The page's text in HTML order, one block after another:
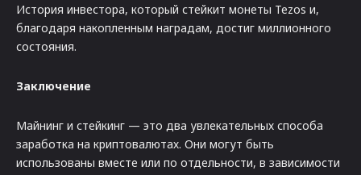
История инвестора, который стейкит монеты Tezos и,
благодаря накопленным наградам, достиг миллионного
состояния.
Заключение
Майнинг и стейкинг — это два увлекательных способа
заработка на криптовалютах. Они могут быть
использованы вместе или по отдельности, в зависимости